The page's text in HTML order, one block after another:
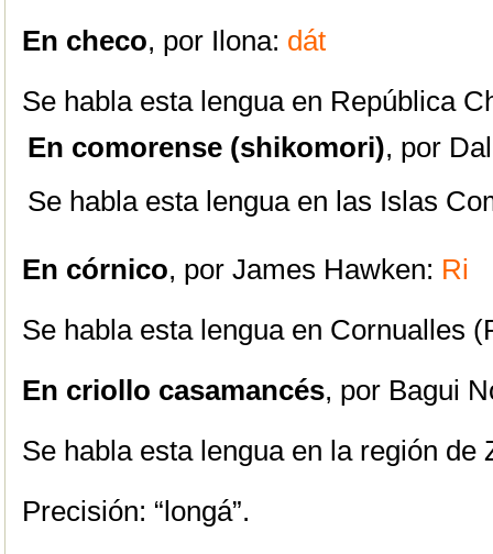
En checo, por Ilona: dát
Se habla esta lengua en República
En comorense (shikomori), por
Se habla esta lengua en las Islas
En córnico, por James Hawken: Ri
Se habla esta lengua en Cornualles
En criollo casamancés, por Bagui
Se habla esta lengua en la región de
Precisión: “longá”.